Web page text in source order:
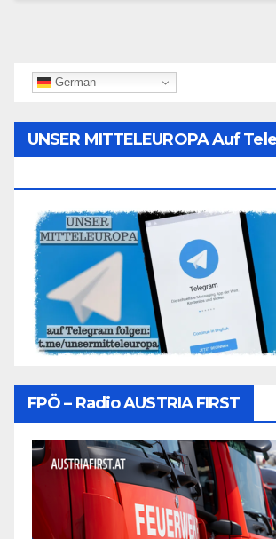
German
UNSER MITTELEUROPA Auf
FPÖ – Radio AUSTRIA FIRST